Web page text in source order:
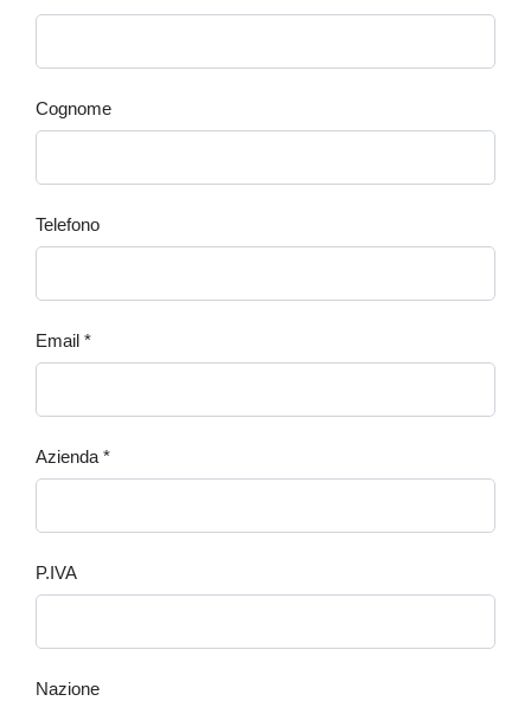
Cognome
Telefono
Email *
Azienda *
P.IVA
Nazione